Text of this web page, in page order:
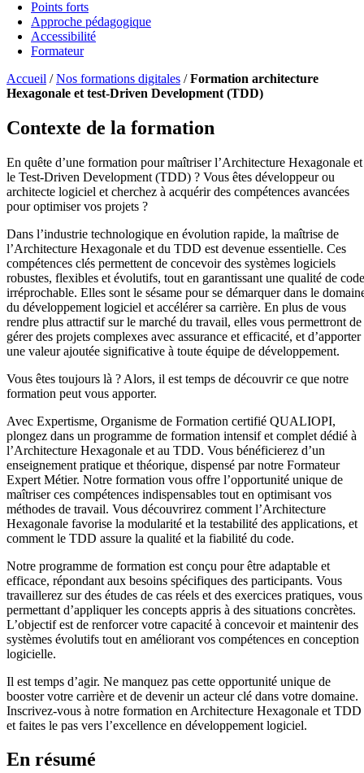
Points forts
Approche pédagogique
Accessibilité
Formateur
Accueil /Nos formations digitales /Formation architecture
Hexagonale et test-Driven Development (TDD)
Contexte de la formation
En quête d’une formation pour maîtriser l’Architecture Hexagonale et
le Test-Driven Development (TDD) ? Vous êtes développeur ou
architecte logiciel et cherchez à acquérir des compétences avancées
pour optimiser vos projets ?
Dans l’industrie technologique en évolution rapide, la maîtrise de
l’Architecture Hexagonale et du TDD est devenue essentielle. Ces
compétences clés permettent de concevoir des systèmes logiciels
robustes, flexibles et évolutifs, tout en garantissant une qualité de code
irréprochable. Elles sont le sésame pour se démarquer dans le
du développement logiciel et accélérer sa carrière. En plus de vous
rendre plus attractif sur le marché du travail, elles vous permettront de
gérer des projets complexes avec assurance et efficacité, et d’apporter
une valeur ajoutée significative à toute équipe de développement.
Vous êtes toujours là ? Alors, il est temps de découvrir ce que notre
formation peut vous apporter.
Avec Expertisme, Organisme de Formation certifié QUALIOPI,
plongez dans un programme de formation intensif et complet dédié à
l’Architecture Hexagonale et au TDD. Vous bénéficierez d’un
enseignement pratique et théorique, dispensé par notre Formateur
Expert Métier. Notre formation vous offre l’opportunité unique de
maîtriser ces compétences indispensables tout en optimisant vos
méthodes de travail. Vous découvrirez comment l’Architecture
Hexagonale favorise la modularité et la testabilité des applications, et
comment le TDD assure la qualité et la fiabilité du code.
Notre programme de formation est conçu pour être adaptable et
efficace, répondant aux besoins spécifiques des participants. Vous
travaillerez sur des études de cas réels et des exercices pratiques, vous
permettant d’appliquer les concepts appris à des situations concrètes.
L’objectif est de renforcer votre capacité à concevoir et maintenir des
systèmes évolutifs tout en améliorant vos compétences en conception
logicielle.
Il est temps d’agir. Ne manquez pas cette opportunité unique de
booster votre carrière et de devenir un acteur clé dans votre domaine.
Inscrivez-vous à notre formation en Architecture Hexagonale et TDD
et faites le pas vers l’excellence en développement logiciel.
En résumé